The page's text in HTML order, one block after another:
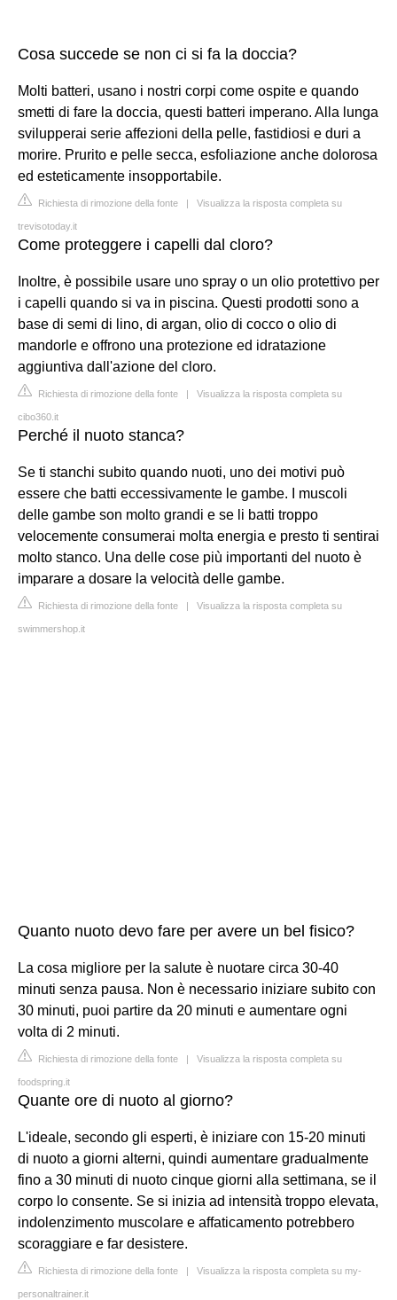
Cosa succede se non ci si fa la doccia?
Molti batteri, usano i nostri corpi come ospite e quando
smetti di fare la doccia, questi batteri imperano. Alla lunga
svilupperai serie affezioni della pelle, fastidiosi e duri a
morire. Prurito e pelle secca, esfoliazione anche dolorosa
ed esteticamente insopportabile.
Richiesta di rimozione della fonte | Visualizza la risposta completa su
trevisotoday.it
Come proteggere i capelli dal cloro?
Inoltre, è possibile usare uno spray o un olio protettivo per
i capelli quando si va in piscina. Questi prodotti sono a
base di semi di lino, di argan, olio di cocco o olio di
mandorle e offrono una protezione ed idratazione
aggiuntiva dall'azione del cloro.
Richiesta di rimozione della fonte | Visualizza la risposta completa su
cibo360.it
Perché il nuoto stanca?
Se ti stanchi subito quando nuoti, uno dei motivi può
essere che batti eccessivamente le gambe. I muscoli
delle gambe son molto grandi e se li batti troppo
velocemente consumerai molta energia e presto ti sentirai
molto stanco. Una delle cose più importanti del nuoto è
imparare a dosare la velocità delle gambe.
Richiesta di rimozione della fonte | Visualizza la risposta completa su
swimmershop.it
Quanto nuoto devo fare per avere un bel fisico?
La cosa migliore per la salute è nuotare circa 30-40
minuti senza pausa. Non è necessario iniziare subito con
30 minuti, puoi partire da 20 minuti e aumentare ogni
volta di 2 minuti.
Richiesta di rimozione della fonte | Visualizza la risposta completa su
foodspring.it
Quante ore di nuoto al giorno?
L'ideale, secondo gli esperti, è iniziare con 15-20 minuti
di nuoto a giorni alterni, quindi aumentare gradualmente
fino a 30 minuti di nuoto cinque giorni alla settimana, se il
corpo lo consente. Se si inizia ad intensità troppo elevata,
indolenzimento muscolare e affaticamento potrebbero
scoraggiare e far desistere.
Richiesta di rimozione della fonte | Visualizza la risposta completa su my-
personaltrainer.it